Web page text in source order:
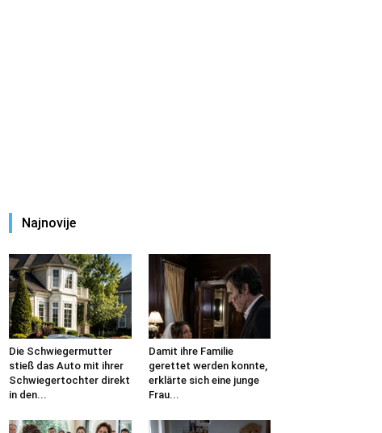
Najnovije
Die Schwiegermutter
stieß das Auto mit ihrer
Schwiegertochter direkt
in den...
Damit ihre Familie
gerettet werden konnte,
erklärte sich eine junge
Frau...